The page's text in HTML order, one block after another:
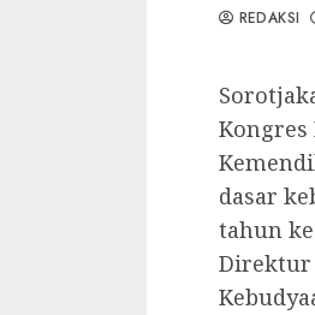
REDAKSI
Kongres
dasar
tahun
Direktur